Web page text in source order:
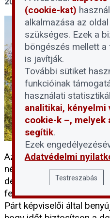
Az Országgyűlés
nélkül, egyöntetűen
devizahiteles perek és
felfüggesztéséről szóló
Párt képviselői által
(cookie-kat)
alkalmazása az
szükséges. Ezek a
böngészés mellett
is javítják.
További sütiket
funkcióinak
használati
analitikai,
cookie-k –,
segítik.
Ezek
Adatvédelmi
Testreszabás